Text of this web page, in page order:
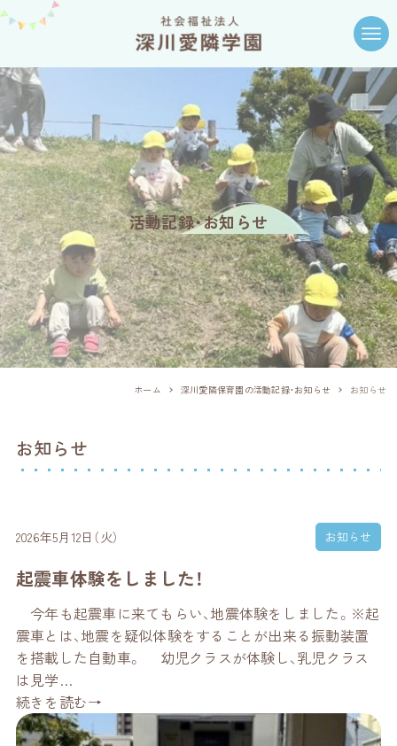
活動記録・お知らせ
ホーム 深川愛隣保育園の活動記録・お知らせ お知らせ
お知らせ
2026年5月12日（火） お知らせ
起震車体験をしました！
今年も起震車に来てもらい、地震体験をしました。※起
震車とは、地震を疑似体験をすることが出来る振動装置
を搭載した自動車。 幼児クラスが体験し、乳児クラス
は見学…
続きを読む→